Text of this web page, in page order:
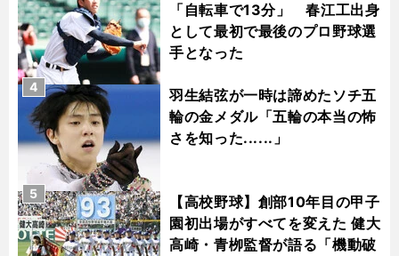
「自転車で13分」 春江工出身
として最初で最後のプロ野球選
手となった
羽生結弦が一時は諦めたソチ五
輪の金メダル「五輪の本当の怖
さを知った......」
4
【高校野球】創部10年目の甲子
園初出場がすべてを変えた 健大
高崎・青栁監督が語る「機動破
5